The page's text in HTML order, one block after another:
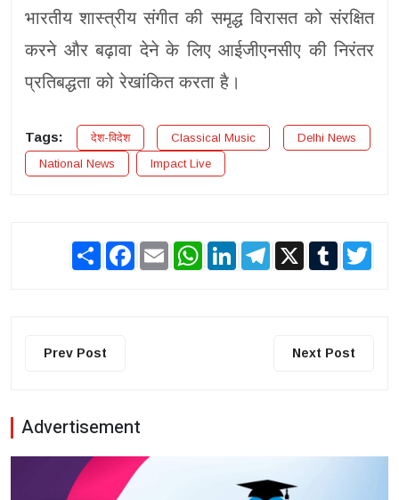
भारतीय शास्त्रीय संगीत की समृद्ध विरासत को संरक्षित
करने और बढ़ावा देने के लिए आईजीएनसीए की निरंतर
प्रतिबद्धता को रेखांकित करता है।
Tags: देश-विदेश Classical Music
Delhi News
National News
Impact Live
Share Facebook
Email WhatsAppLinkedInTelegram
X Tumblr
Prev Post Next Post
Advertisement